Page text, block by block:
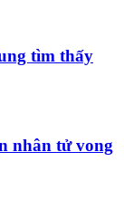
tìm thấy
nhân tử vong